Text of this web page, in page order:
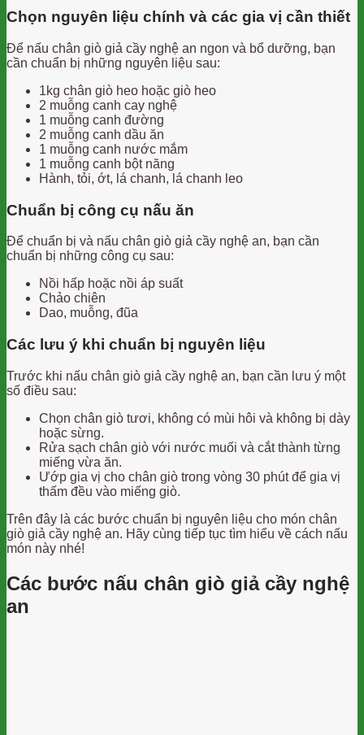
Chọn nguyên liệu chính và các gia vị cần thiết
Để nấu chân giò giả cầy nghệ an ngon và bổ dưỡng, bạn
cần chuẩn bị những nguyên liệu sau:
1kg chân giò heo hoặc giò heo
2 muỗng canh cay nghệ
1 muỗng canh đường
2 muỗng canh dầu ăn
1 muỗng canh nước mắm
1 muỗng canh bột năng
Hành, tỏi, ớt, lá chanh, lá chanh leo
Chuẩn bị công cụ nấu ăn
Để chuẩn bị và nấu chân giò giả cầy nghệ an, bạn cần
chuẩn bị những công cụ sau:
Nồi hấp hoặc nồi áp suất
Chảo chiên
Dao, muỗng, đũa
Các lưu ý khi chuẩn bị nguyên liệu
Trước khi nấu chân giò giả cầy nghệ an, bạn cần lưu ý một
số điều sau:
Chọn chân giò tươi, không có mùi hôi và không bị dày
hoặc sừng.
Rửa sạch chân giò với nước muối và cắt thành từng
miếng vừa ăn.
Ướp gia vị cho chân giò trong vòng 30 phút để gia vị
thấm đều vào miếng giò.
Trên đây là các bước chuẩn bị nguyên liệu cho món chân
giò giả cầy nghệ an. Hãy cùng tiếp tục tìm hiểu về cách nấu
món này nhé!
Các bước nấu chân giò giả cầy nghệ
an